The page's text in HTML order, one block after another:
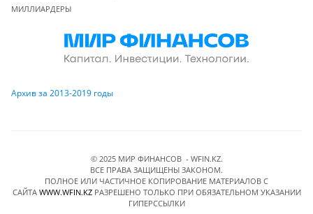
МИЛЛИАРДЕРЫ
Архив за 2013-2019 годы
© 2025 МИР ФИНАНСОВ - WFIN.KZ.
ВСЕ ПРАВА ЗАЩИЩЕНЫ ЗАКОНОМ.
ПОЛНОЕ ИЛИ ЧАСТИЧНОЕ КОПИРОВАНИЕ МАТЕРИАЛОВ C
САЙТА WWW.WFIN.KZРАЗРЕШЕНО ТОЛЬКО ПРИ ОБЯЗАТЕЛЬНОМ УКАЗАНИИ
ГИПЕРССЫЛКИ